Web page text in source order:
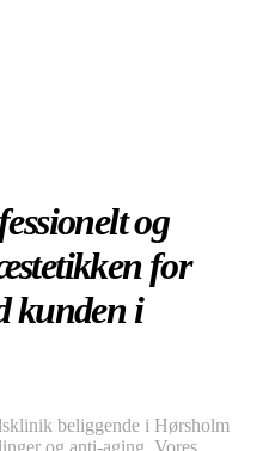
og
for
kunden i
beliggende i Hørsholm
og anti-aging. Vores